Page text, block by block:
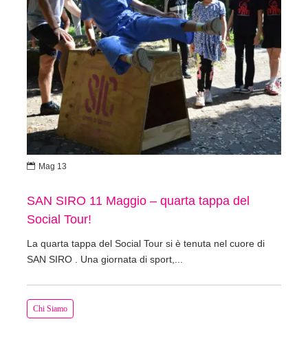
Chi Siamo
SAN SIRO 11 Maggio – quarta tappa del
Social Tour!
La quarta tappa del Social Tour si è tenuta nel cuore di
SAN SIRO . Una giornata di sport,...
 Mag 13